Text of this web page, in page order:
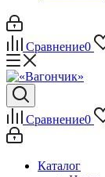
Сравнение0
Сравнение0
Каталог